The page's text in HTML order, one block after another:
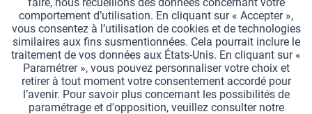
MODES DE PAIEMENT
*Tous les prix comprennent la TVA et sont indiqués horsfrais de port.
Paramètres des cookies Demander le catalogue
Gravures laser sur des témoins Newsletter Qui sommes nous ?
comportement d’utilisation. En cliquant sur « Accepter »,
vous consentez à l’utilisation de cookies et de technologies
similaires aux fins susmentionnées. Cela pourrait inclure le
traitement de vos données aux États-Unis. En cliquant sur «
Paramétrer », vous pouvez personnaliser votre choix et
retirer à tout moment votre consentement accordé pour
l’avenir. Pour savoir plus concernant les possibilités de
paramétrage et d'opposition, veuillez consulter notre